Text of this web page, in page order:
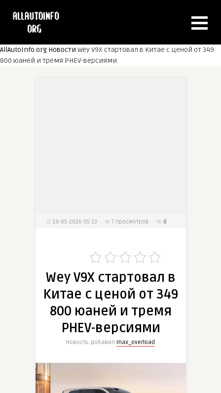
AllAutoInfo.org Новости Wey V9X стартовал в Китае с ценой от 349
800 юаней и тремя PHEV-версиями
19-05-2026 05:13 7 просмотров 0
Wey V9X стартовал в
Китае с ценой от 349
800 юаней и тремя
PHEV-версиями
Новость добавил max_overload